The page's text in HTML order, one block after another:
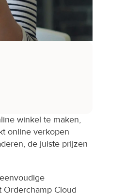
winkel te maken,
online verkopen
de juiste prijzen
Orderchamp Cloud